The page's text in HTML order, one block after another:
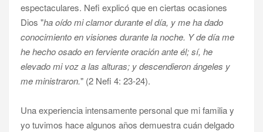
espectaculares. Nefi explicó que en ciertas ocasiones
Dios "ha oído mi clamor durante el día, y me ha dado
conocimiento en visiones durante la noche. Y de día me
he hecho osado en ferviente oración ante él; sí, he
elevado mi voz a las alturas; y descendieron ángeles y
me ministraron." (2 Nefi 4: 23-24).
Una experiencia intensamente personal que mi familia y
yo tuvimos hace algunos años demuestra cuán delgado